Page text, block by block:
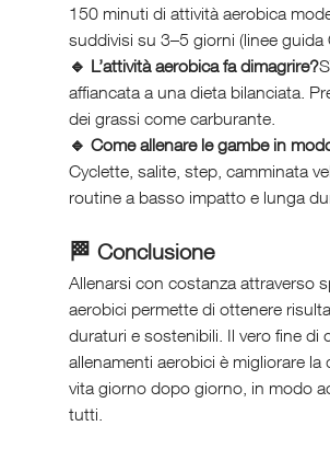
150 minuti di attività aerobica
suddivisi su 3–5 giorni (linee guida
🔹 L’attività aerobica fa dimagrire?
affiancata a una dieta bilanciata.
dei grassi come carburante.
🔹 Come allenare le gambe in
Cyclette, salite, step, camminata
routine a basso impatto e lunga
🏁 Conclusione
Allenarsi con costanza attraverso
aerobici permette di ottenere
duraturi e sostenibili. Il vero fine di
allenamenti aerobici è migliorare la
vita giorno dopo giorno, in modo
tutti.